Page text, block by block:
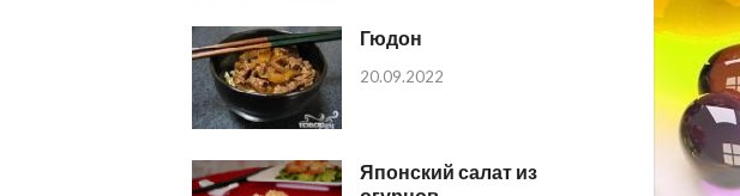
Гюдон
20.09.2022
Японский салат из